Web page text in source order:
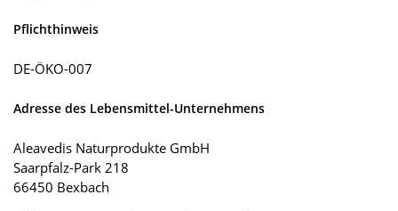
Pflichthinweis
DE-ÖKO-007
Adresse des Lebensmittel-Unternehmens
Aleavedis Naturprodukte GmbH
Saarpfalz-Park 218
66450 Bexbach